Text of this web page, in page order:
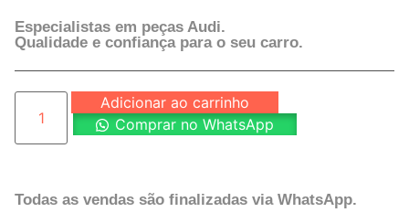
Especialistas em peças Audi.
Qualidade e confiança para o seu carro.
Adicionar ao carrinho
Comprar no WhatsApp
Todas as vendas são finalizadas via WhatsApp.